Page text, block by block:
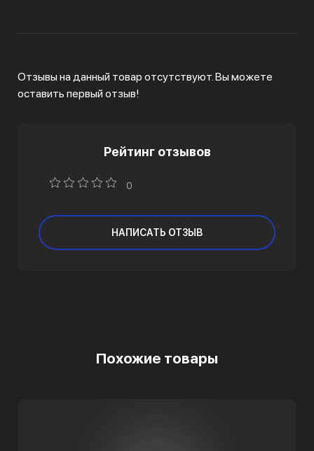
Отзывы на данный товар отсутствуют. Вы можете
оставить первый отзыв!
Рейтинг отзывов
0
НАПИСАТЬ ОТЗЫВ
Похожие товары